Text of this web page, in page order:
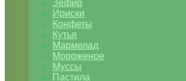
Зефир
Ириски
Конфеты
Кутья
Мармелад
Мороженое
Муссы
Пастила